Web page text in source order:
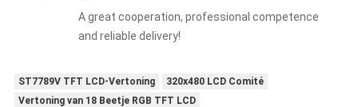
A great cooperation, professional competence
and reliable delivery!
ST7789V TFT LCD-Vertoning
320x480 LCD Comité
Vertoning van 18 Beetje RGB TFT LCD